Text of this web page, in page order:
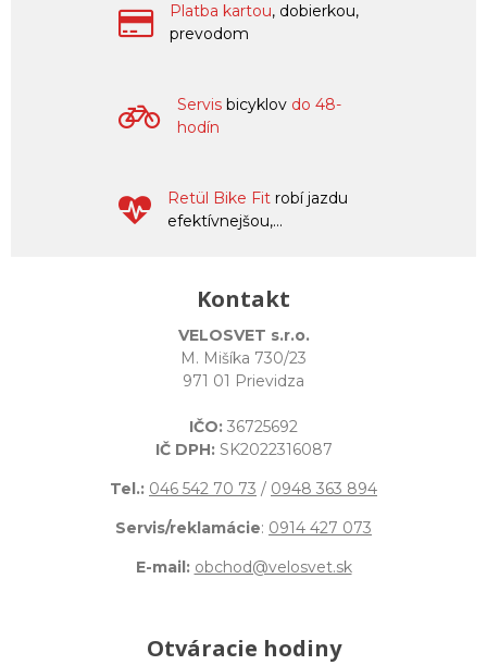
Platba kartou, dobierkou,
prevodom
Servis bicyklov do 48-
hodín
Retül Bike Fit robí jazdu
efektívnejšou,...
Kontakt
VELOSVET s.r.o.
M. Mišíka 730/23
971 01 Prievidza
IČO: 36725692
IČ DPH: SK2022316087
Tel.: 046 542 70 73 / 0948 363 894
Servis/reklamácie: 0914 427 073
E-mail: obchod@velosvet.sk
Otváracie hodiny